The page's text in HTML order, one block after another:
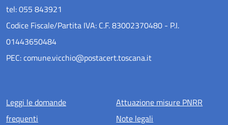
tel: 055 843921
Codice Fiscale/Partita IVA: C.F. 83002370480 - P.I.
01443650484
PEC: comune.vicchio@postacert.toscana.it
Menu piè di pagina
Leggi le domande
frequenti
Attuazione misure PNRR
Note legali